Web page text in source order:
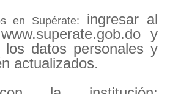
en Supérate: ingresar al
y
los datos personales y
actualizados.